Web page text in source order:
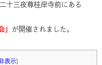
十三夜尊桂岸寺前にある
」 が開催されました。
表示]